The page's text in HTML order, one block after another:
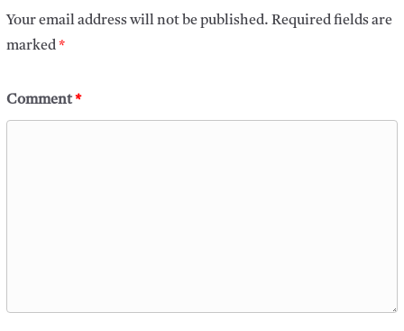
Your email address will not be published. Required fields are
marked*
Comment*